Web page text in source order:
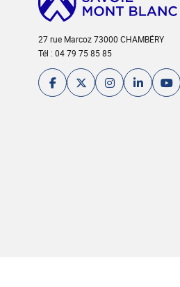
27 rue Marcoz 73000 CHAMBÉRY
Tél : 04 79 75 85 85